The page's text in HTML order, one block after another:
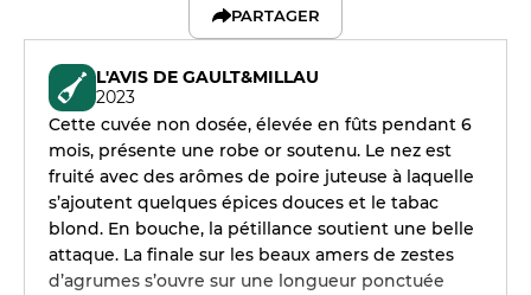
PARTAGER
L'AVIS DE GAULT&MILLAU
2023
Cette cuvée non dosée, élevée en fûts pendant 6
mois, présente une robe or soutenu. Le nez est
fruité avec des arômes de poire juteuse à laquelle
s’ajoutent quelques épices douces et le tabac
blond. En bouche, la pétillance soutient une belle
attaque. La finale sur les beaux amers de zestes
d’agrumes s’ouvre sur une longueur ponctuée